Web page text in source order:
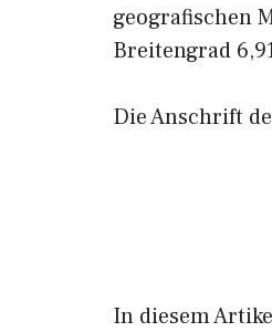
geografischen
Breitengrad
Die Anschrift
In diesem